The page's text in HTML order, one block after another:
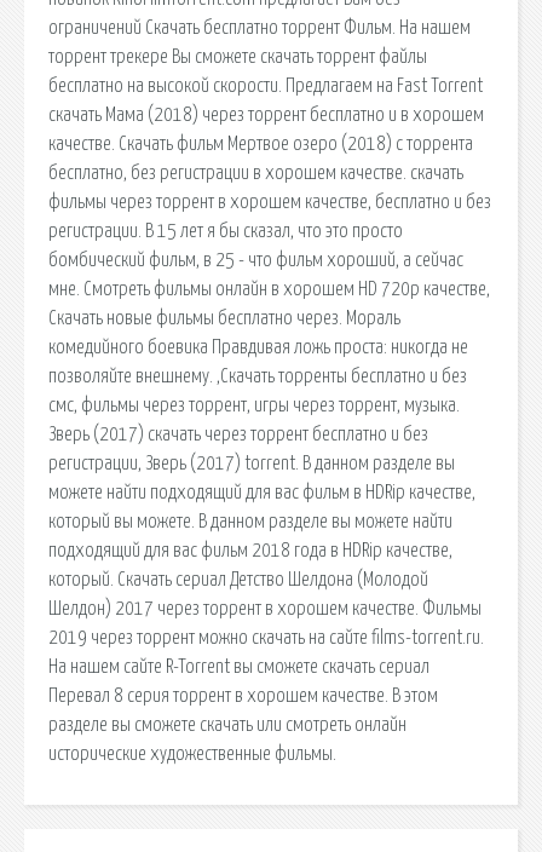
ограничений Скачать бесплатно торрент Фильм. На нашем
торрент трекере Вы сможете скачать торрент файлы
бесплатно на высокой скорости. Предлагаем на Fast Torrent
скачать Мама (2018) через торрент бесплатно и в хорошем
качестве. Скачать фильм Мертвое озеро (2018) с торрента
бесплатно, без регистрации в хорошем качестве. скачать
фильмы через торрент в хорошем качестве, бесплатно и без
регистрации. В 15 лет я бы сказал, что это просто
бомбический фильм, в 25 - что фильм хороший, а сейчас
мне. Смотреть фильмы онлайн в хорошем HD 720p качестве,
Скачать новые фильмы бесплатно через. Мораль
комедийного боевика Правдивая ложь проста: никогда не
позволяйте внешнему. ,Скачать торренты бесплатно и без
смс, фильмы через торрент, игры через торрент, музыка.
Зверь (2017) скачать через торрент бесплатно и без
регистрации, Зверь (2017) torrent. В данном разделе вы
можете найти подходящий для вас фильм в HDRip качестве,
который вы можете. В данном разделе вы можете найти
подходящий для вас фильм 2018 года в HDRip качестве,
который. Скачать сериал Детство Шелдона (Молодой
Шелдон) 2017 через торрент в хорошем качестве. Фильмы
2019 через торрент можно скачать на сайте films-torrent.ru.
На нашем сайте R-Torrent вы сможете скачать сериал
Перевал 8 серия торрент в хорошем качестве. В этом
разделе вы сможете скачать или смотреть онлайн
исторические художественные фильмы.